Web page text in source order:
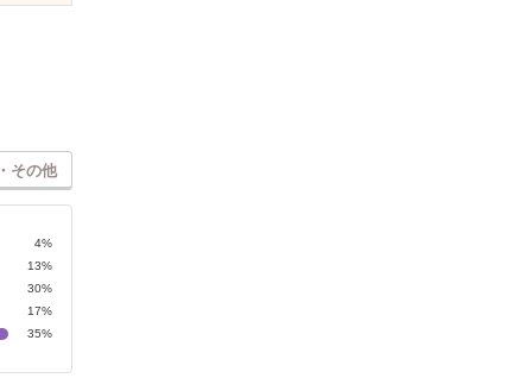
その他
4%
13%
30%
17%
35%